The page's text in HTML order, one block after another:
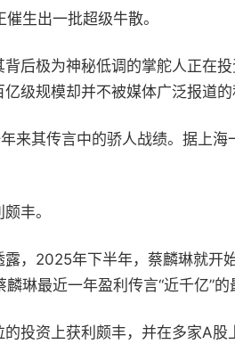
生出一批超级牛散。
后极为神秘低调的掌舵人正在
规模却并不被媒体广泛报道的
来其传言中的骄人战绩。据上
丰。
，2025年下半年，蔡麟琳就
琳最近一年盈利传言“近千亿”的
投资上获利颇丰，并在多家A